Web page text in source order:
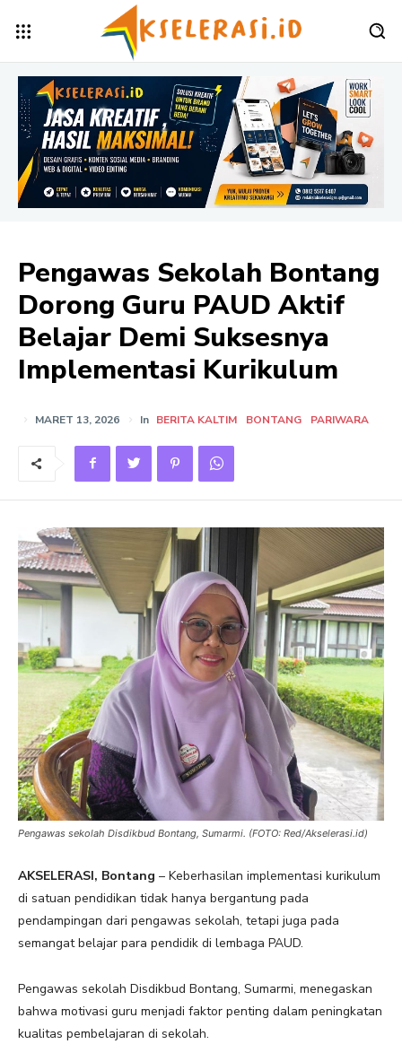
Pengawas Sekolah Bontang
Dorong Guru PAUD Aktif
Belajar Demi Suksesnya
Implementasi Kurikulum
MARET 13, 2026 In BERITA KALTIM BONTANG PARIWARA
Pengawas sekolah Disdikbud Bontang, Sumarmi. (FOTO: Red/Akselerasi.id)
AKSELERASI, Bontang – Keberhasilan implementasi kurikulum
di satuan pendidikan tidak hanya bergantung pada
pendampingan dari pengawas sekolah, tetapi juga pada
semangat belajar para pendidik di lembaga PAUD.
Pengawas sekolah Disdikbud Bontang, Sumarmi, menegaskan
bahwa motivasi guru menjadi faktor penting dalam peningkatan
kualitas pembelajaran di sekolah.